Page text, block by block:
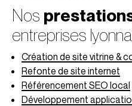
Nos
entreprises
Création de site vitrine &
Refonte de site internet
Référencement SEO local
Développement